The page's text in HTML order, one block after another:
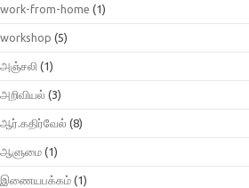
work-from-home (1)
workshop (5)
அஞ்சலி (1)
அறிவியல் (3)
ஆர்.கதிர்வேல் (8)
ஆளுமை (1)
இணையபக்கம் (1)